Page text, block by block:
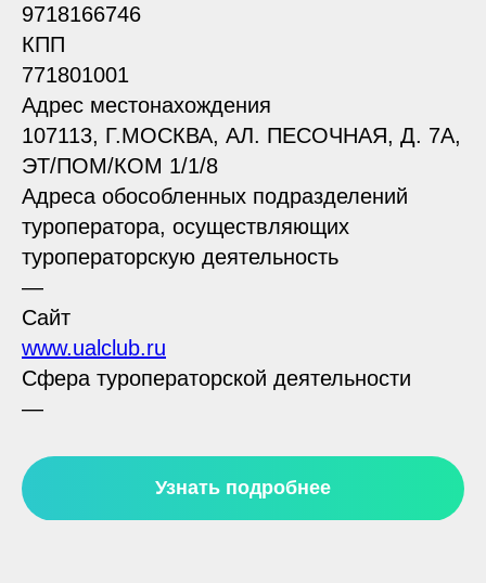
9718166746
КПП
771801001
Адрес местонахождения
107113, Г.МОСКВА, АЛ. ПЕСОЧНАЯ, Д. 7А,
ЭТ/ПОМ/КОМ 1/1/8
Адреса обособленных подразделений
туроператора, осуществляющих
туроператорскую деятельность
—
Сайт
www.ualclub.ru
Сфера туроператорской деятельности
—
Узнать подробнее